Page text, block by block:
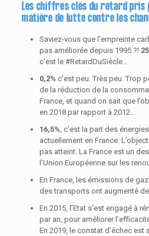
Les chiffres clés du retard pris
matière de lutte contre les
Saviez-vous que l’empreinte
pas améliorée depuis 1995 ?!
c’est le #RetardDuSiècle…
0,2% c’est peu. Très peu. Trop
de la réduction de la
France, et quand on sait que
en 2018 par rapport à 2012…
16,5%, c’est la part des
actuellement en France.
pas atteint. La France est un
l’Union Européenne sur les
En France, les émissions de
des transports ont augmenté de
En 2015, l’Etat s’est engagé à
par an, pour améliorer
En 2019, le constat d’échec